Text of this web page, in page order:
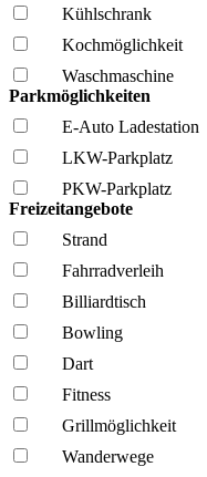
Kühl­schrank
Kochmöglich­keit
Wasch­maschine
Parkmöglichkeiten
E-Auto Ladestation
LKW-Parkplatz
PKW-Parkplatz
Freizeitangebote
Strand
Fahrrad­verleih
Billiardtisch
Bowling
Dart
Fitness
Grillmöglich­keit
Wanderwege